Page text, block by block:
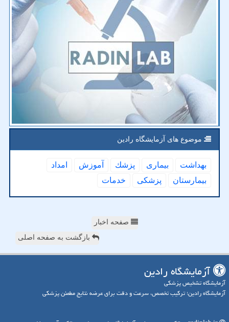
موضوع های آزمایشگاه رادین
بهداشت بیماری پزشك آموزش
امداد
بیمارستان
پزشكی خدمات
صفحه اخبار
بازگشت به صفحه اصلی
آزمایشگاه رادین
آزمایشگاه تشخیص پزشکی
آزمایشگاه رادین؛ ترکیب تخصص، سرعت و دقت برای عرضه نتایج مطمئن پزشکی